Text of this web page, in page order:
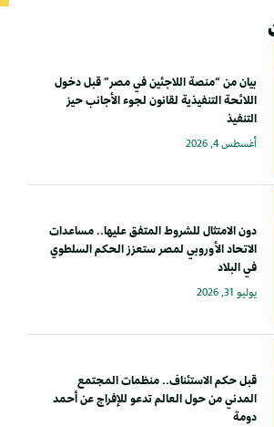
بيان من “منصة اللاجئين في مصر” قبل دخول
اللائحة التنفيذية لقانون لجوء الأجانب حيز
التنفيذ
أغسطس 4, 2026
دون الامتثال للشروط المتفق عليها.. مساعدات
الاتحاد الأوروبي لمصر ستعزز الحكم السلطوي
في البلاد
يوليو 31, 2026
قبل حكم الاستئناف.. منظمات المجتمع
المدني من حول العالم تدعو للإفراج عن أحمد
دومة